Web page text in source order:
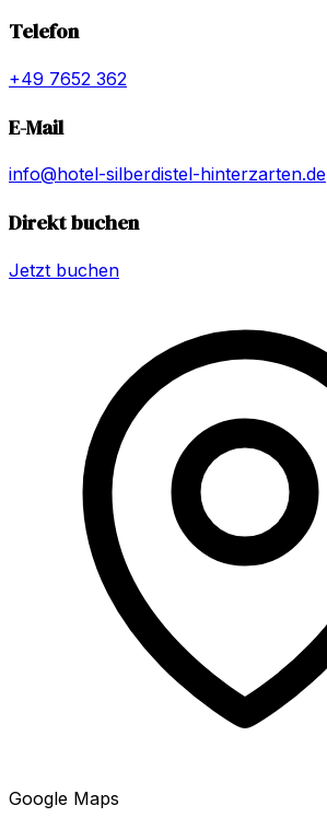
Telefon
+49 7652 362
E-Mail
info@hotel-silberdistel-hinterzarten.de
Direkt buchen
Jetzt buchen
Google Maps